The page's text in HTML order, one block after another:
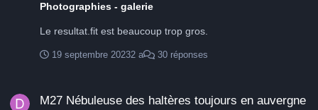
Photographies - galerie
Le resultat.fit est beaucoup trop gros.
19 septembre 20232 a 30 réponses
M27 Nébuleuse des haltères toujours en auvergne